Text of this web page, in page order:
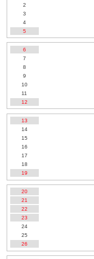
2
3
4
5
6
7
8
9
10
11
12
13
14
15
16
17
18
19
20
21
22
23
24
25
26